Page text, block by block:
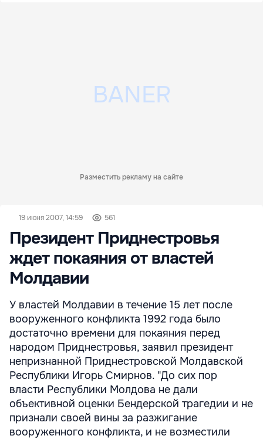
Разместить рекламу на сайте
19 июня 2007, 14:59 561
Президент Приднестровья
ждет покаяния от властей
Молдавии
У властей Молдавии в течение 15 лет после
вооруженного конфликта 1992 года было
достаточно времени для покаяния перед
народом Приднестровья, заявил президент
непризнанной Приднестровской Молдавской
Республики Игорь Смирнов. "До сих пор
власти Республики Молдова не дали
объективной оценки Бендерской трагедии и не
признали своей вины за разжигание
вооруженного конфликта, и не возместили